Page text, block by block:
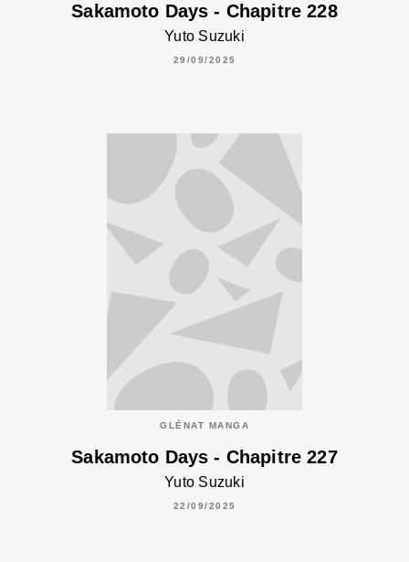
Sakamoto Days - Chapitre 228
Yuto Suzuki
29/09/2025
GLÉNAT MANGA
Sakamoto Days - Chapitre 227
Yuto Suzuki
22/09/2025